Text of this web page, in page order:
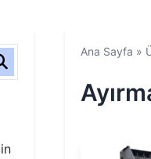
Ana Sayfa »